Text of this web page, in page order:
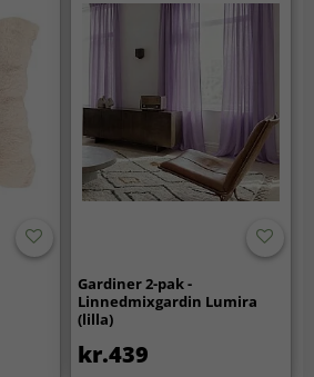
Gardiner 2-pak -
Linnedmixgardin Lumira
(lilla)
kr.439